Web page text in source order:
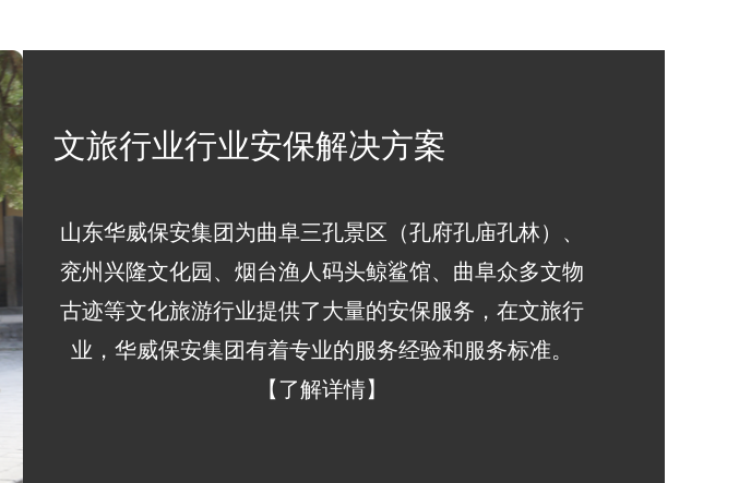
文旅行业行业安保解决方案
山东华威保安集团为曲阜三孔景区（孔府孔庙孔林）、
兖州兴隆文化园、烟台渔人码头鲸鲨馆、曲阜众多文物
古迹等文化旅游行业提供了大量的安保服务，在文旅行
业，华威保安集团有着专业的服务经验和服务标准。
【了解详情】